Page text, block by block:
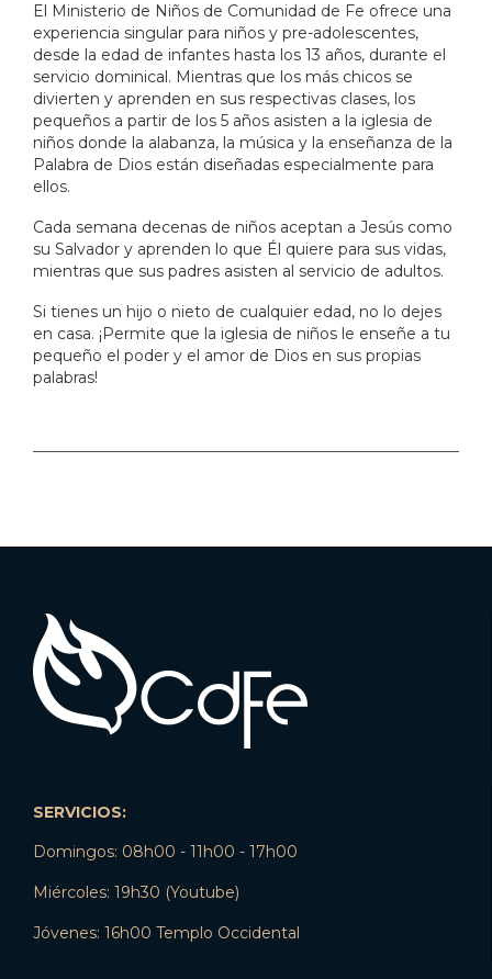
El Ministerio de Niños de Comunidad de Fe ofrece una
experiencia singular para niños y pre-adolescentes,
desde la edad de infantes hasta los 13 años, durante el
servicio dominical. Mientras que los más chicos se
divierten y aprenden en sus respectivas clases, los
pequeños a partir de los 5 años asisten a la iglesia de
niños donde la alabanza, la música y la enseñanza de la
Palabra de Dios están diseñadas especialmente para
ellos.
Cada semana decenas de niños aceptan a Jesús como
su Salvador y aprenden lo que Él quiere para sus vidas,
mientras que sus padres asisten al servicio de adultos.
Si tienes un hijo o nieto de cualquier edad, no lo dejes
en casa. ¡Permite que la iglesia de niños le enseñe a tu
pequeño el poder y el amor de Dios en sus propias
palabras!
SERVICIOS:
Domingos: 08h00 - 11h00 - 17h00
Miércoles: 19h30 (Youtube)
Jóvenes: 16h00 Templo Occidental